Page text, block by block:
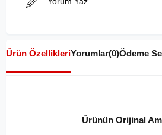
Ürün ÖzellikleriYorumlar(0)Ödeme
Ürünün Orijinal